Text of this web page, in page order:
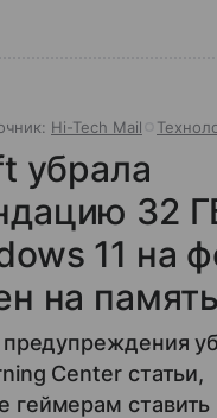
Hi-Tech Mail
убрала
32
11 на
на память
Center статьи,
геймерам